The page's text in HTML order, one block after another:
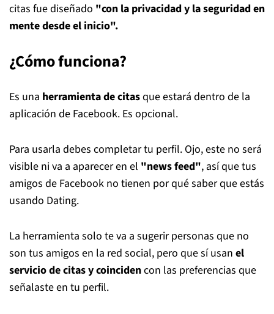
citas fue diseñado "con la privacidad y la seguridad en
mente desde el inicio".
¿Cómo funciona?
Es una herramienta de citasque estará dentro de la
aplicación de Facebook. Es opcional.
Para usarla debes completar tu perfil. Ojo, este no será
visible ni va a aparecer en el "news feed", así que tus
amigos de Facebook no tienen por qué saber que estás
usando Dating.
La herramienta solo te va a sugerir personas que no
son tus amigos en la red social, pero que sí usan el
servicio de citas y coincidencon las preferencias que
señalaste en tu perfil.